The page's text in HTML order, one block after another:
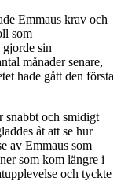
Emmaus krav och
som
sin
månader senare,
hade gått den första
snabbt och smidigt
åt att se hur
av Emmaus som
som kom längre i
och tyckte